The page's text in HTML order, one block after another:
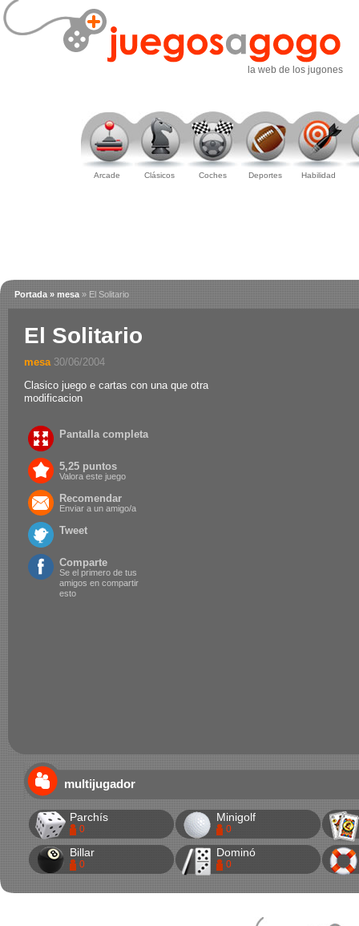
la web de los jugones
Arcade Clásicos Coches Deportes Habilidad
Portada » mesa » El Solitario
El Solitario
mesa. 30/06/2004
Clasico juego e cartas con una que otra
modificacion
Pantalla completa
5,25 puntos
Valora este juego
Recomendar
Enviar a un amigo/a
Tweet
Comparte
Se el primero de tus
amigos en compartir
esto
multijugador
Parchís
0
Billar
0
Minigolf
0
Dominó
0